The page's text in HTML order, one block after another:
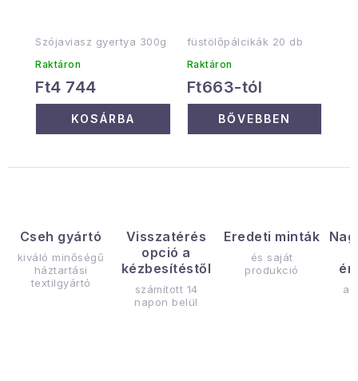
Cseh gyártó
kiváló minőségű
háztartási
textilgyártó
Visszatérés
opció a
kézbesítéstől
számított 14
napon belül
Eredeti minták
és saját
produkció
Szójaviasz gyertya 300g
Raktáron
Ft4 744
KOSÁRBA
füstölőpálcikák 20 db
Raktáron
Ft663-tól
BŐVEBBEN